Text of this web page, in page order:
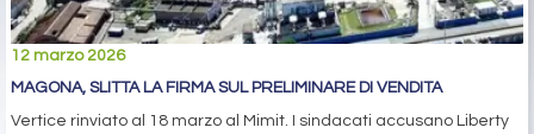
12 marzo 2026
MAGONA, SLITTA LA FIRMA SUL PRELIMINARE DI VENDITA
Vertice rinviato al 18 marzo al Mimit. I sindacati accusano Liberty